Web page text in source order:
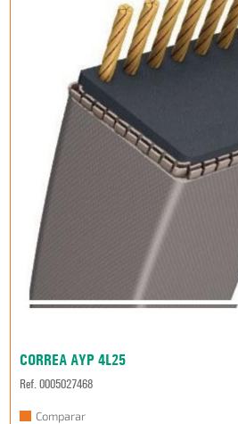
CORREA AYP 4L25
Ref. 0005027468
Comparar